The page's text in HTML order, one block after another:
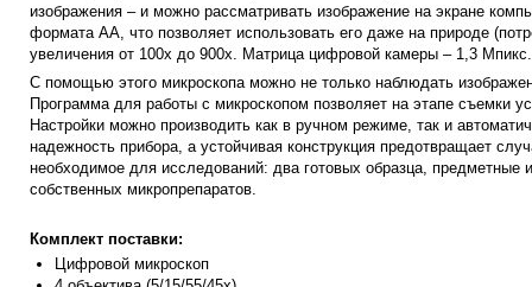
изображения – и можно рассматривать изображение на экране
формата АА, что позволяет использовать его даже на природе
увеличения от 100х до 900х. Матрица цифровой камеры – 1,3
С помощью этого микроскопа можно не только наблюдать
Программа для работы с микроскопом позволяет на этапе съемки
Настройки можно производить как в ручном режиме, так и
надежность прибора, а устойчивая конструкция предотвращает
необходимое для исследований: два готовых образца, предметные
собственных микропрепаратов.
Комплект поставки:
Цифровой микроскоп